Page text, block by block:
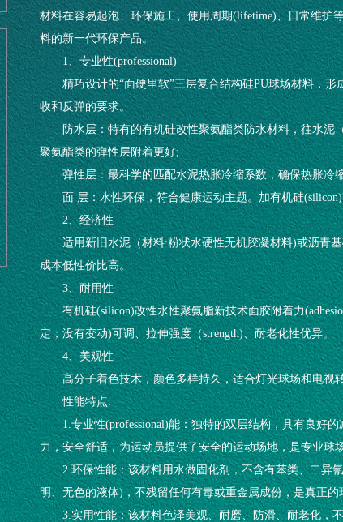
材料在容易起泡、环保施工、使用周期(lifetime)、日常维护
料的新一代环保产品。
1、专业性(professional)
精巧设计的“面硬里软”三层复合结构硅PU球场材料，
收和反弹的要求。
防水层：特有的有机硅改性聚氨酯类防水材料，往水
聚氨酯类的弹性层附着更好;
弹性层：最科学的匹配水泥热胀冷缩系数，确保热胀冷
面 层：水性环保，符合健康运动主题。加有机硅
2、经济性
适用新旧水泥（材料:粉状水硬性无机胶凝材料)或沥青
成本低性价比高。
3、耐用性
有机硅(silicon)改性水性聚氨脂新技术面胶附着力
定；没有变动)可调、拉伸强度（strength)、耐老化性优异。
4、美观性
高分子着色技术，颜色多样持久，适合灯光球场和电视
性能特点:
1.专业性(professional)能：独特的双层结构，具有良好
力，安全舒适，为运动员提供了安全的运动场地，是专业球
2.环保性能：该材料用水做固化剂，不含有苯类、二异
明、无色的液体)，不残留任何有毒或重金属成份，是真正
3.实用性能：该材料色泽美观、耐磨、防滑、耐老化，